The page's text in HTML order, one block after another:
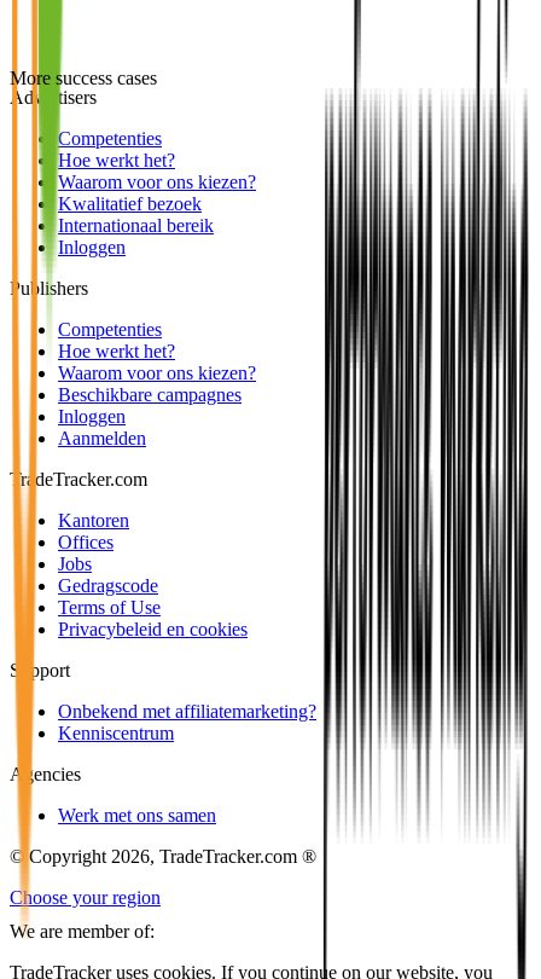
More success cases
Advertisers
Competenties
Hoe werkt het?
Waarom voor ons kiezen?
Kwalitatief bezoek
Internationaal bereik
Inloggen
Publishers
Competenties
Hoe werkt het?
Waarom voor ons kiezen?
Beschikbare campagnes
Inloggen
Aanmelden
TradeTracker.com
Kantoren
Offices
Jobs
Gedragscode
Terms of Use
Privacybeleid en cookies
Support
Onbekend met affiliatemarketing?
Kenniscentrum
Agencies
Werk met ons samen
© Copyright 2026, TradeTracker.com ®
Choose your region
We are member of:
TradeTracker uses cookies. If you continue on our website, you